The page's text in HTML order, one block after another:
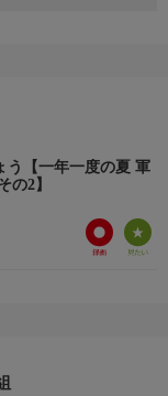
を変更する可能性
う【一年一度の夏 軍
の2】